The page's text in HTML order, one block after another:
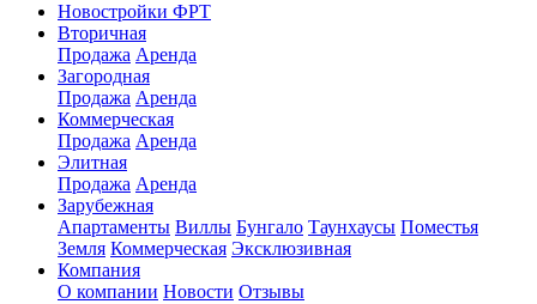
Новостройки ФРТ
Вторичная
Продажа Аренда
Загородная
Продажа Аренда
Коммерческая
Продажа Аренда
Элитная
Продажа Аренда
Зарубежная
Апартаменты Виллы Бунгало Таунхаусы Поместья
Земля Коммерческая Эксклюзивная
Компания
О компании Новости Отзывы